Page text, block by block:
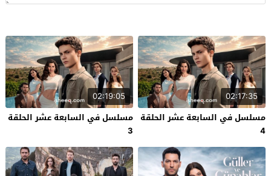
02:17:35
مسلسل في السابعة عشر الحلقة
4
02:19:05
مسلسل في السابعة عشر الحلقة
3